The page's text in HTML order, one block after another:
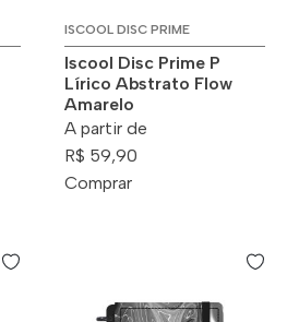
ISCOOL DISC PRIME
Iscool Disc Prime P
Lírico Abstrato Flow
Amarelo
A partir de
R$ 59,90
Comprar